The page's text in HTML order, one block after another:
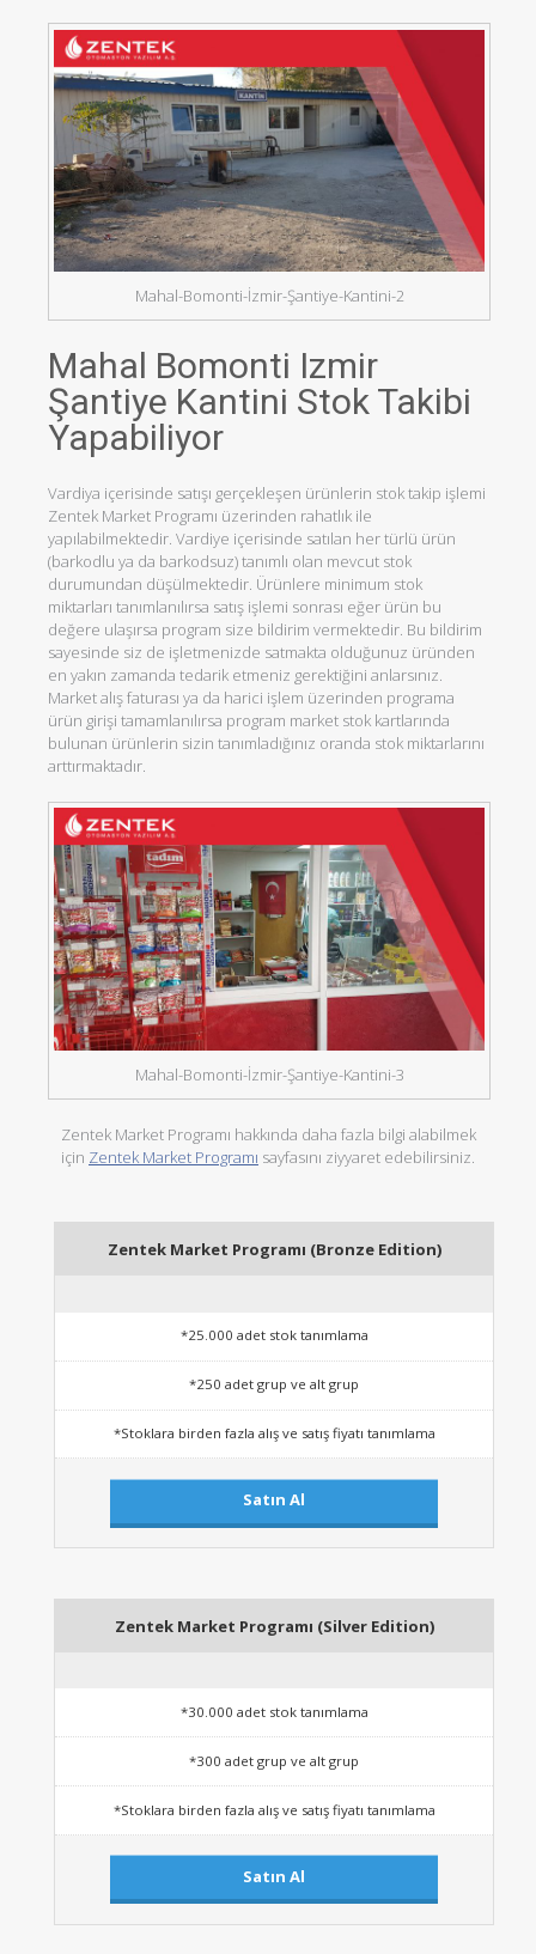
Mahal-Bomonti-İzmir-Şantiye-Kantini-2
Mahal Bomonti Izmir
Şantiye Kantini Stok Takibi
Yapabiliyor
Vardiya içerisinde satışı gerçekleşen ürünlerin stok takip işlemi
Zentek Market Programı üzerinden rahatlık ile
yapılabilmektedir. Vardiye içerisinde satılan her türlü ürün
(barkodlu ya da barkodsuz) tanımlı olan mevcut stok
durumundan düşülmektedir. Ürünlere minimum stok
miktarları tanımlanılırsa satış işlemi sonrası eğer ürün bu
değere ulaşırsa program size bildirim vermektedir. Bu bildirim
sayesinde siz de işletmenizde satmakta olduğunuz üründen
en yakın zamanda tedarik etmeniz gerektiğini anlarsınız.
Market alış faturası ya da harici işlem üzerinden programa
ürün girişi tamamlanılırsa program market stok kartlarında
bulunan ürünlerin sizin tanımladığınız oranda stok miktarlarını
arttırmaktadır.
Mahal-Bomonti-İzmir-Şantiye-Kantini-3
Zentek Market Programı hakkında daha fazla bilgi alabilmek
için Zentek Market Programı sayfasını ziyyaret edebilirsiniz.
Zentek Market Programı (Bronze Edition)
*25.000 adet stok tanımlama
*250 adet grup ve alt grup
*Stoklara birden fazla alış ve satış fiyatı tanımlama
Satın Al
Zentek Market Programı (Silver Edition)
*30.000 adet stok tanımlama
*300 adet grup ve alt grup
*Stoklara birden fazla alış ve satış fiyatı tanımlama
Satın Al